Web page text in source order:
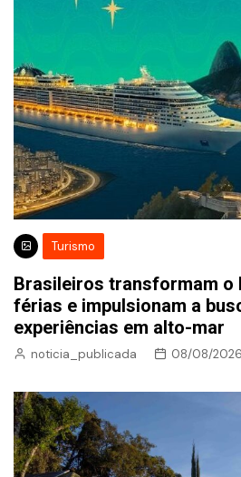
Turismo
Brasileiros transformam o
férias e impulsionam a
experiências em alto-mar
noticia_publicada 08/08/2026